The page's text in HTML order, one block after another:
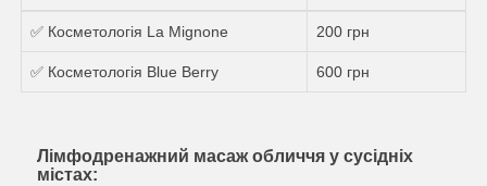
✅ Косметологія La Mignone 200 грн
✅ Косметологія Blue Berry 600 грн
Лімфодренажний масаж обличчя у сусідніх
містах: